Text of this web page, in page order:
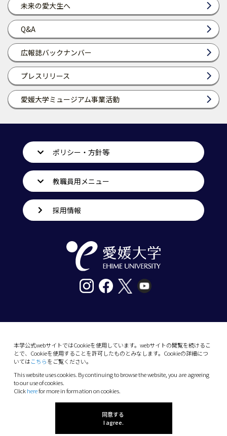
未来の愛大生へ
Q&A
広報誌バックナンバー
プレスリリース
愛媛大学ミュージアム事業活動
本学公式webサイトではCookieを使用しています。webサイトの閲覧を続けるこ
とで、Cookieを使用することを許可したものとみなします。Cookieの詳細につ
いてはこちらをご覧ください。
This website uses cookies. By continuing to browse the website, you are agreeing
to our use of cookies.
Clickherefor more in formation on cookies.
同意する
I agree.
ポリシー・方針等
教職員用メニュー
採用情報
10-13 Dogo-Himata, Matsuyama, Ehime 790-
Phone: +81 89-927-9000
(C) 2026 Ehime University.